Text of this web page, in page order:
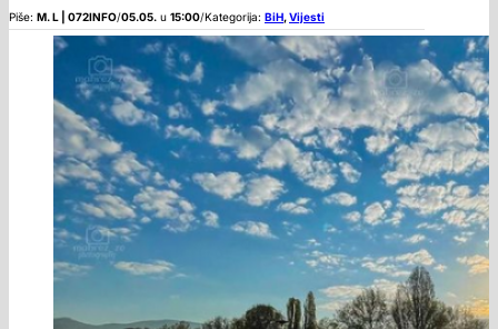
Piše: M. L | 072INFO/05.05. u 15:00/Kategorija: BiH,Vijesti